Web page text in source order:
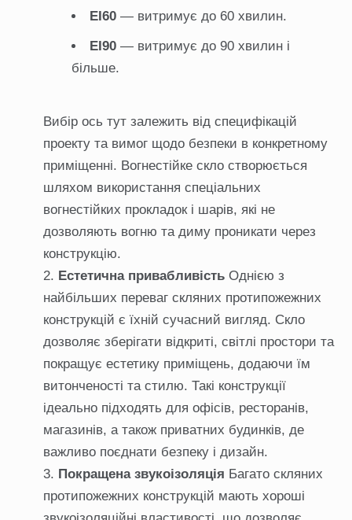
EI60— витримує до 60 хвилин.
EI90— витримує до 90 хвилин і
більше.
Вибір ось тут залежить від специфікацій
проекту та вимог щодо безпеки в конкретному
приміщенні. Вогнестійке скло створюється
шляхом використання спеціальних
вогнестійких прокладок і шарів, які не
дозволяють вогню та диму проникати через
конструкцію.
Естетична привабливість Однією з
найбільших переваг скляних протипожежних
конструкцій є їхній сучасний вигляд. Скло
дозволяє зберігати відкриті, світлі простори та
покращує естетику приміщень, додаючи їм
витонченості та стилю. Такі конструкції
ідеально підходять для офісів, ресторанів,
магазинів, а також приватних будинків, де
важливо поєднати безпеку і дизайн.
Покращена звукоізоляція Багато скляних
протипожежних конструкцій мають хороші